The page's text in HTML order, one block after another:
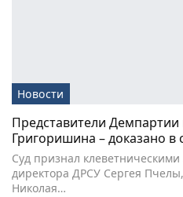
Новости
Представители Демпартии
Григоришина – доказано в
Суд признал
директора ДРСУ Сергея
Николая…